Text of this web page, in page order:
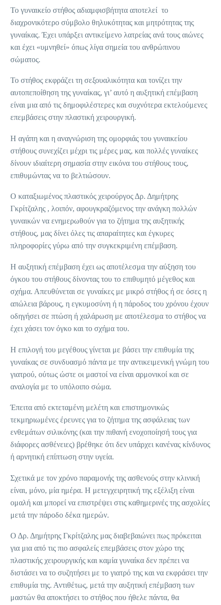
Το γυναικείο στήθος αδιαμφισβήτητα αποτελεί το
διαχρονικότερο σύμβολο θηλυκότητας και μητρότητας της
γυναίκας. Έχει υπάρξει αντικείμενο λατρείας ανά τους αιώνες
και έχει «υμνηθεί» όπως λίγα σημεία του ανθρώπινου
σώματος.
Το στήθος εκφράζει τη σεξουαλικότητα και τονίζει την
αυτοπεποίθηση της γυναίκας, γι’ αυτό η αυξητική επέμβαση
είναι μια από τις δημοφιλέστερες και συχνότερα εκτελούμενες
επεμβάσεις στην πλαστική χειρουργική.
Η αγάπη και η αναγνώριση της ομορφιάς του γυναικείου
στήθους συνεχίζει μέχρι τις μέρες μας, και πολλές γυναίκες
δίνουν ιδιαίτερη σημασία στην εικόνα του στήθους τους,
επιθυμώντας να το βελτιώσουν.
Ο καταξιωμένος πλαστικός χειρούργος Δρ. Δημήτρης
Γκρίτζαλης , λοιπόν, αφουγκραζόμενος την ανάγκη πολλών
γυναικών να ενημερωθούν για το ζήτημα της αυξητικής
στήθους, μας δίνει όλες τις απαραίτητες και έγκυρες
πληροφορίες γύρω από την συγκεκριμένη επέμβαση.
Η αυξητική επέμβαση έχει ως αποτέλεσμα την αύξηση του
όγκου του στήθους δίνοντας του το επιθυμητό μέγεθος και
σχήμα. Απευθύνεται σε γυναίκες με μικρό στήθος ή σε όσες η
απώλεια βάρους, η εγκυμοσύνη ή η πάροδος του χρόνου έχουν
οδηγήσει σε πτώση ή χαλάρωση με αποτέλεσμα το στήθος να
έχει χάσει τον όγκο και το σχήμα του.
Η επιλογή του μεγέθους γίνεται με βάσει την επιθυμία της
γυναίκας σε συνδυασμό πάντα με την αντικειμενική γνώμη του
γιατρού, ούτως ώστε οι μαστοί να είναι αρμονικοί και σε
αναλογία με το υπόλοιπο σώμα.
Έπειτα από εκτεταμένη μελέτη και επιστημονικώς
τεκμηριωμένες έρευνες για το ζήτημα της ασφάλειας των
ενθεμάτων σιλικόνης (και την πιθανή ενοχοποίησή τους για
διάφορες ασθένειες) βρέθηκε ότι δεν υπάρχει κανένας κίνδυνος
ή αρνητική επίπτωση στην υγεία.
Σχετικά με τον χρόνο παραμονής της ασθενούς στην κλινική
είναι, μόνο, μία ημέρα. Η μετεγχειρητική της εξέλιξη είναι
ομαλή και μπορεί να επιστρέψει στις καθημερινές της ασχολίες
μετά την πάροδο δέκα ημερών.
Ο Δρ. Δημήτρης Γκρίτζαλης μας διαβεβαιώνει πως πρόκειται
για μια από τις πιο ασφαλείς επεμβάσεις στον χώρο της
πλαστικής χειρουργικής και καμία γυναίκα δεν πρέπει να
διστάσει να το συζητήσει με το γιατρό της και να εκφράσει την
επιθυμία της. Αντιθέτως, μετά την αυξητική επέμβαση των
μαστών θα αποκτήσει το στήθος που ήθελε πάντα, θα